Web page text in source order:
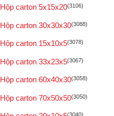
Hộp carton 5x15x20(3106)
Hộp carton 30x30x30(3088)
Hộp carton 15x10x5(3078)
Hộp carton 33x23x5(3067)
Hộp carton 60x40x30(3058)
Hộp carton 70x50x50(3050)
(3040)